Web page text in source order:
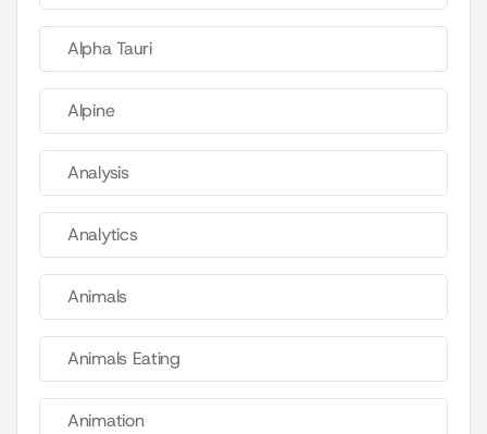
Alpha Tauri
Alpine
Analysis
Analytics
Animals
Animals Eating
Animation